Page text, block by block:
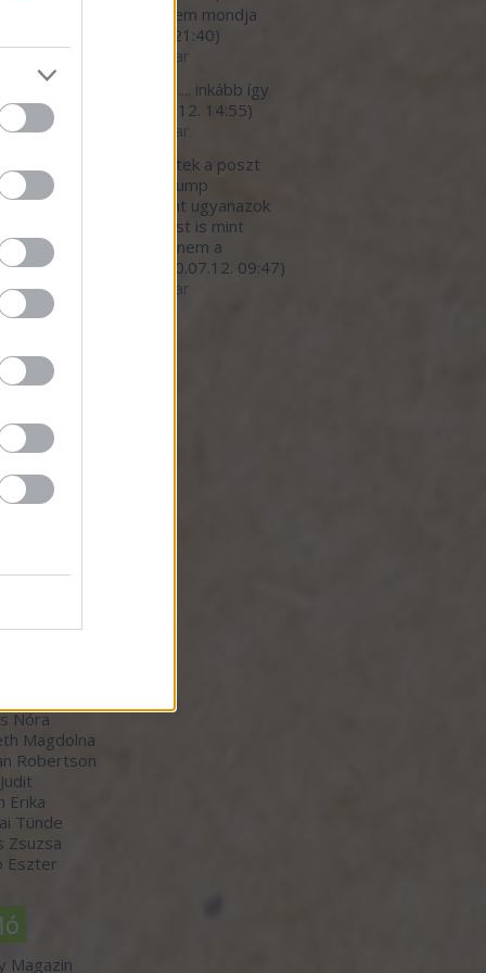
*urva faraszto, de ezt nem mondja
2020.07.12. 21:40)
élelmiszeripar
megbetegítő.... inkább így
helyes cím...
2020.07.12. 14:55)
élelmiszeripar
Nagy részt egyetértek a poszt
kivéve a Trump
hibáztatását. Pont ugyanazok
írányítanak most is mint
elnök alatt. Persze nem a
gondol...
2020.07.12. 09:47)
élelmiszeripar
20
Bálint
Nóra
Magdolna
Robertson
Erika
Tünde
Zsuzsa
Eszter
Magazin